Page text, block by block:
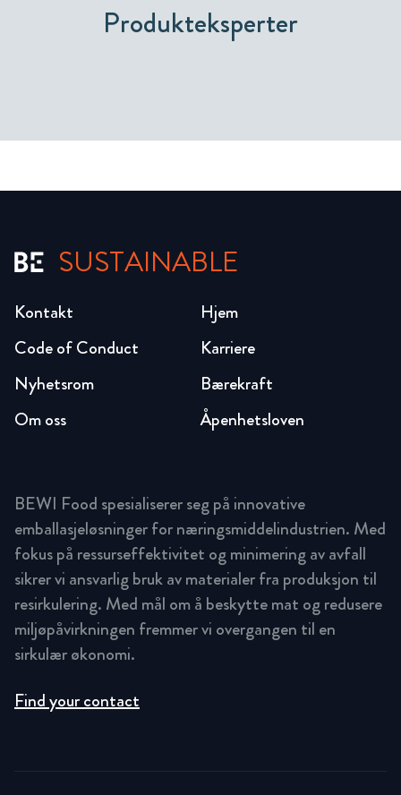
Produkteksperter
SUSTAINABLE
Hjem
Karriere
Bærekraft
Åpenhetsloven
Code of Conduct
Nyhetsrom
Om oss
Kontakt
BEWI Food spesialiserer seg på innovative
emballasjeløsninger for næringsmiddelindustrien. Med
fokus på ressurseffektivitet og minimering av avfall
sikrer vi ansvarlig bruk av materialer fra produksjon til
resirkulering. Med mål om å beskytte mat og redusere
miljøpåvirkningen fremmer vi overgangen til en
sirkulær økonomi.
Find your contact